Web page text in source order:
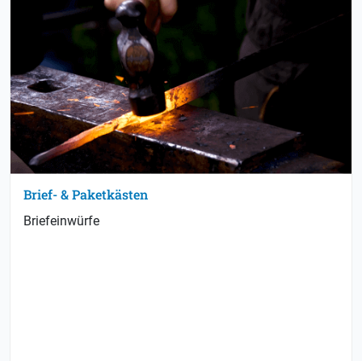
Brief- & Paketkästen
Briefeinwürfe